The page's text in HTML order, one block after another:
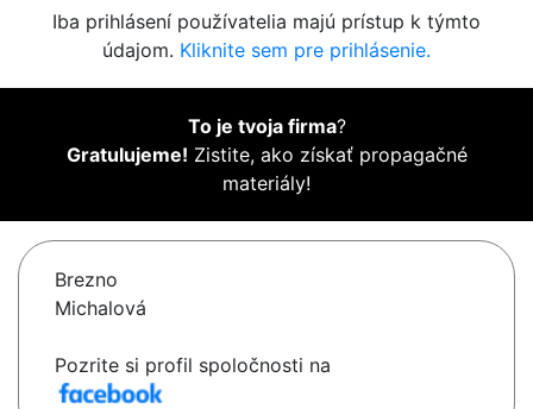
Iba prihlásení používatelia majú prístup k týmto
údajom. Kliknite sem pre prihlásenie.
To je tvoja firma?
Gratulujeme! Zistite, ako získať propagačné
materiály!
Brezno
Michalová
Pozrite si profil spoločnosti na